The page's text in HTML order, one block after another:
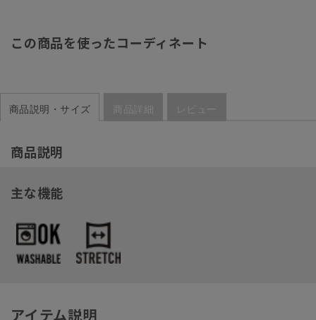
この商品を使ったコーディネート
商品説明・サイズ 商品詳細 レビュー
商品説明
主な機能
アイテム説明